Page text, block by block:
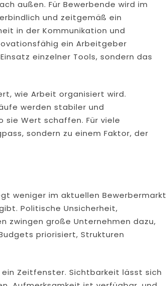
außen. Für Bewerbende wird im
und zeitgemäß ein
in der Kommunikation und
ein Arbeitgeber
einzelner Tools, sondern das
wie Arbeit organisiert wird.
werden stabiler und
sie Wert schaffen. Für viele
sondern zu einem Faktor, der
weniger im aktuellen Bewerbermarkt
Politische Unsicherheit,
zwingen große Unternehmen dazu,
priorisiert, Strukturen
Zeitfenster. Sichtbarkeit lässt sich